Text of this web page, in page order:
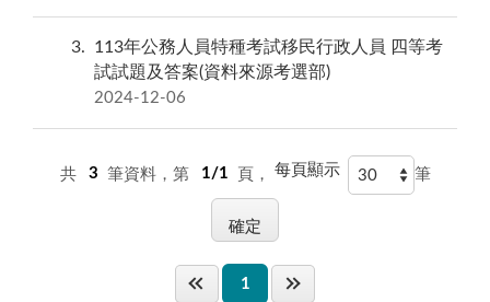
3
113年公務人員特種考試移民行政人員 四等考
試試題及答案(資料來源考選部)
2024-12-06
共 3 筆資料，第 1/1 頁， 每頁顯示 筆
1